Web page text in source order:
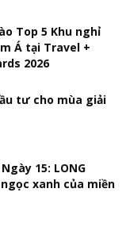
Top 5 Khu nghỉ
Á tại Travel +
2026
tư cho mùa giải
15: LONG
ngọc xanh của miền